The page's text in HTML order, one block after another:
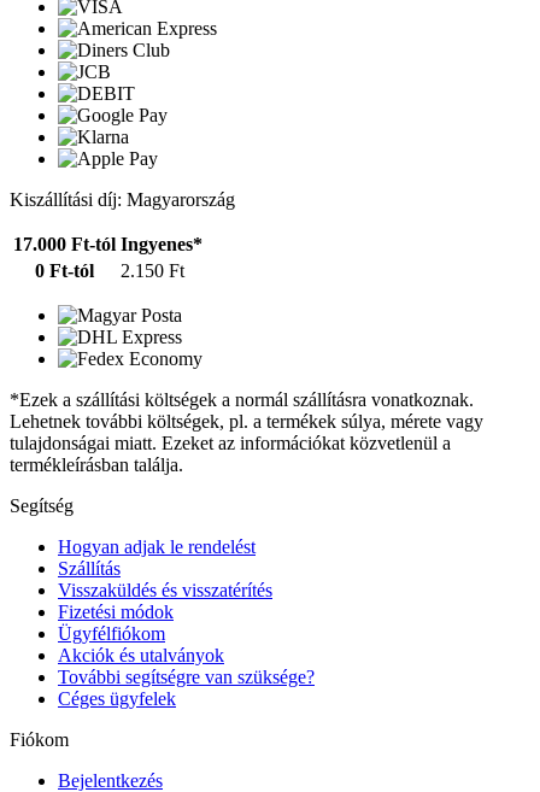
Kiszállítási díj: Magyarország
17.000 Ft-tól Ingyenes*
0 Ft-tól
2.150 Ft
*Ezek a szállítási költségek a normál szállításra vonatkoznak.
Lehetnek további költségek, pl. a termékek súlya, mérete vagy
tulajdonságai miatt. Ezeket az információkat közvetlenül a
termékleírásban találja.
Segítség
Hogyan adjak le rendelést
Szállítás
Visszaküldés és visszatérítés
Fizetési módok
Ügyfélfiókom
Akciók és utalványok
További segítségre van szüksége?
Céges ügyfelek
Fiókom
Bejelentkezés